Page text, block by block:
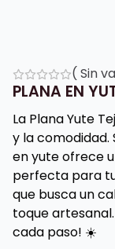
( Sin
PLANA EN
La Plana Yute
y la
en yute ofrece
perfecta para
que busca un
toque
cada paso! ☀️